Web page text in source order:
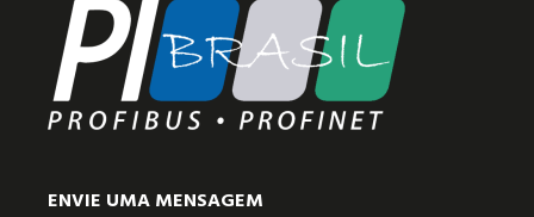
ENVIE UMA MENSAGEM